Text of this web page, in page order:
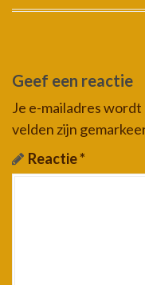
Geef een reactie
Je e-mailadres
velden zijn
Reactie*